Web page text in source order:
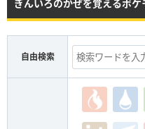
ぎんいろのかぜを覚えるポケ
自由検索